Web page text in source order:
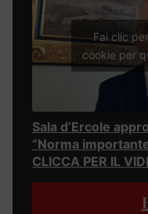
Fai clic
cookie per
Sala d’Ercole
“Norma
CLICCA PER IL